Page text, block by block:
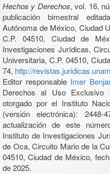
Hechos y Derechos, vol. 16,
publicación bimestral
Autónoma de México, Ciudad
C.P. 04510, Ciudad de
Investigaciones Jurídicas,
Universitaria, C.P. 04510,
74, http://
Editor responsable Imer
Derechos al Uso Exclusivo
otorgado por el Instituto
(versión electrónica):
actualización de este
Instituto de Investigaciones
de Oca, Circuito Mario de la
04510, Ciudad de México,
de 2025.